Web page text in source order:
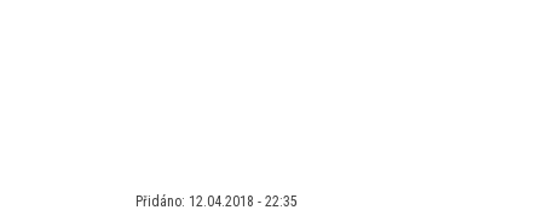
Přidáno: 12.04.2018 - 22:35